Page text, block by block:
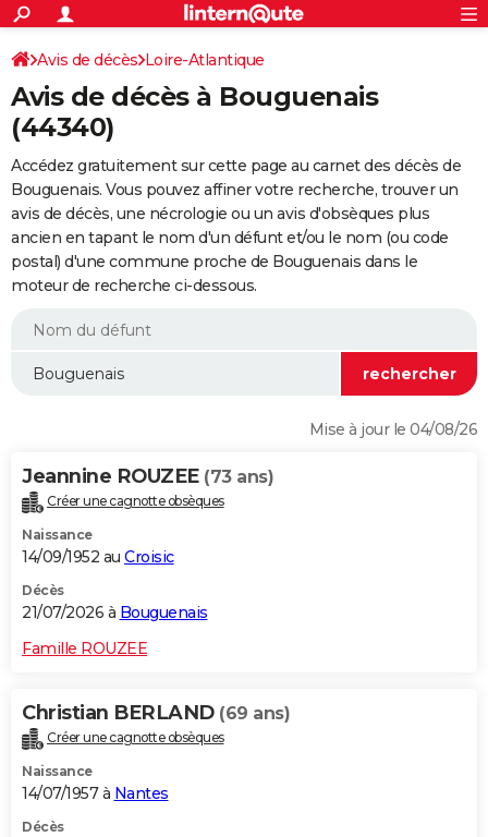
ACTUALITÉS
Politique
Société
Faits Divers
Education
Monde
Villes
+
SPORT
Coupe du monde 2026
Football
Tennis
Cyclisme
Rugby
Forum
FINANCE
Retraite
Impôts
Epargne
Immobilier
Risques naturels par ville
Banque
Assurance
Crédit
AUTO
Essais
Réserver un essai
Citadines
Berlines
SUV
Forum auto
+
HIGH-TECH
Mobiles
Meilleur smartphone
Internet
Ordinateurs
Jeux vidéo
Guide high-tech
+BRICOLAGE
Forum
Aménagement intérieur
Extérieur
Cuisine
Salle de bains
Jardinage
Rangement
WEEK-END
Guides de France
Escapades
Patrimoine
Expositions
Musées
Week-end nature
LIFESTYLE
Alimentation
Guide de la santé
Maladies
Médicaments
Sommeil
VOYAGE
Destinations
City break
Voyage nature
Voyage de noces
Forum
Climat
+PHOTO
GUIDES D'ACHAT
BONS PLANS
CARTE DE VOEUX
Dictionnaire
Biographies
Citations
Expressions
Proverbes
PROGRAMME TV
COPAINS D'AVANT
S'inscrire
Se connecter
Lycées
Collèges
Primaires
Universités
Entreprises
Service militaire
Avis de recherche
AVIS DE DÉCÈS
S'inscrire
Connexion
Avis de décès Loire-Atlantique
Avis de décès à Bouguenais
(44340)
Accédez gratuitement sur cette page au carnet des décès de
Bouguenais. Vous pouvez affiner votre recherche, trouver un
avis de décès, une nécrologie ou un avis d'obsèques plus
ancien en tapant le nom d'un défunt et/ou le nom (ou code
postal) d'une commune proche de Bouguenais dans le
moteur de recherche ci-dessous.
Mise à jour le 04/08/26
Jeannine ROUZEE (73 ans)
Créer une cagnotte obsèques
Naissance
14/09/1952 au Croisic
Décès
21/07/2026 à Bouguenais
Famille ROUZEE
Christian BERLAND (69 ans)
Créer une cagnotte obsèques
Naissance
14/07/1957 à Nantes
Décès